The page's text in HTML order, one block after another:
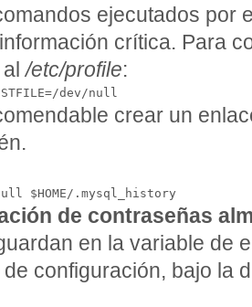
ejecutados por
crítica. Para
al/etc/profile:
crear un
de contraseñas
en la variable de
configuración, bajo la